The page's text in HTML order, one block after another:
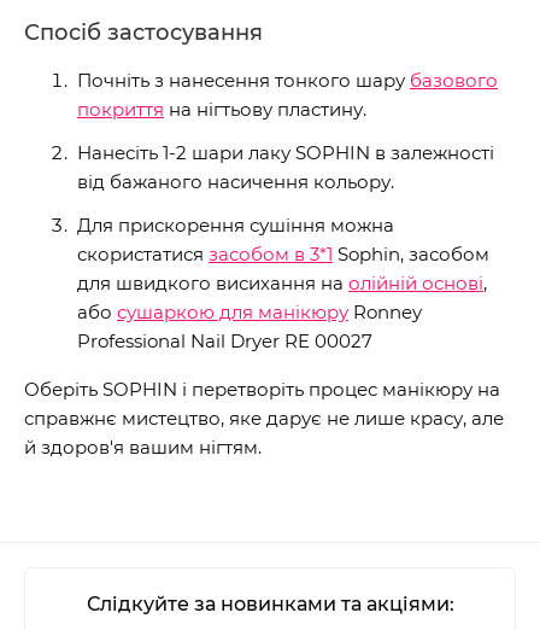
Спосіб застосування
Почніть з нанесення тонкого шару базового
покриття на нігтьову пластину.
Нанесіть 1-2 шари лаку SOPHIN в залежності
від бажаного насичення кольору.
Для прискорення сушіння можна
скористатися засобом в 3*1 Sophin, засобом
для швидкого висихання на олійній основі,
або сушаркою для манікюру Ronney
Professional Nail Dryer RE 00027
Оберіть SOPHIN і перетворіть процес манікюру на
справжнє мистецтво, яке дарує не лише красу, але
й здоров'я вашим нігтям.
Слідкуйте за новинками та акціями: